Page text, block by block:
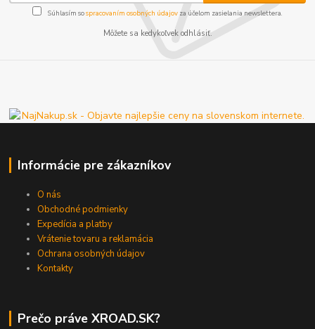
Súhlasím sospracovaním osobných údajov za účelom zasielania newslettera.
Môžete sa kedykoľvek odhlásiť.
Informácie pre zákazníkov
O nás
Obchodné podmienky
Expedícia a platby
Vrátenie tovaru a reklamácia
Ochrana osobných údajov
Kontakty
Prečo práve XROAD.SK?